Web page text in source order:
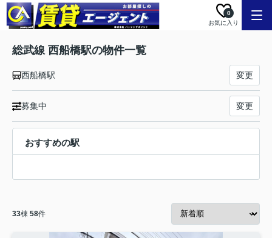
お気に入り
0
総武線 西船橋駅の物件一覧
西船橋駅 変更
募集中 変更
おすすめの駅
33棟 58件